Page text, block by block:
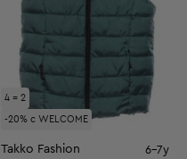
4 = 2
-20% с WELCOME
Takko Fashion 6-7y